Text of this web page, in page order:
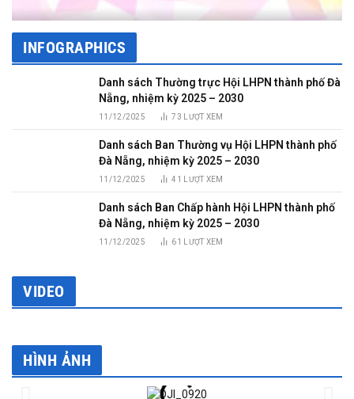
INFOGRAPHICS
Danh sách Thường trực Hội LHPN thành phố Đà
Nẵng, nhiệm kỳ 2025 – 2030
11/12/2025 73 LƯỢT XEM
Danh sách Ban Thường vụ Hội LHPN thành phố
Đà Nẵng, nhiệm kỳ 2025 – 2030
11/12/2025 41 LƯỢT XEM
Danh sách Ban Chấp hành Hội LHPN thành phố
Đà Nẵng, nhiệm kỳ 2025 – 2030
11/12/2025 61 LƯỢT XEM
VIDEO
HÌNH ẢNH